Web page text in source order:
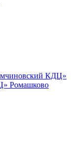
КДЦ»
Ромашково